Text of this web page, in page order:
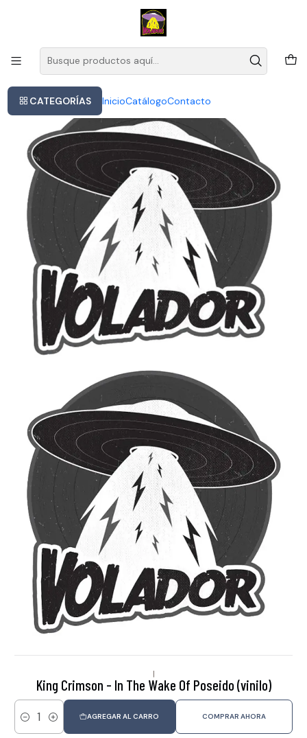
CATEGORÍAS InicioCatálogoContacto
Este es el texto del slide
|
King Crimson - In The Wake Of Poseido (vinilo)
Cantidad
AGREGAR AL CARRO COMPRAR AHORA